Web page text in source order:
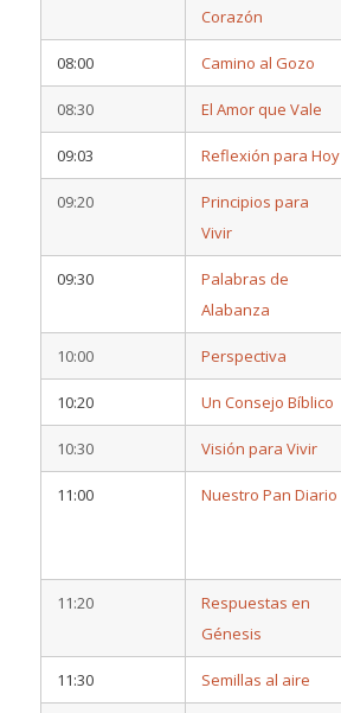
Corazón
08:00 Camino al Gozo
08:30 El Amor que Vale
09:03 Reflexión para Hoy
09:20
Principios para
Vivir
09:30
Palabras de
Alabanza
10:00 Perspectiva
10:20 Un Consejo Bíblico
10:30 Visión para Vivir
11:00 Nuestro Pan Diario
11:20
Respuestas en
Génesis
11:30 Semillas al aire